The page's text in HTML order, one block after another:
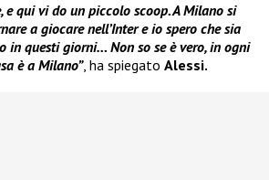
e qui vi do un piccolo scoop. A Milano si
a giocare nell’Inter e io spero che sia
in questi giorni… Non so se è vero, in ogni
è a Milano”, ha spiegato Alessi.